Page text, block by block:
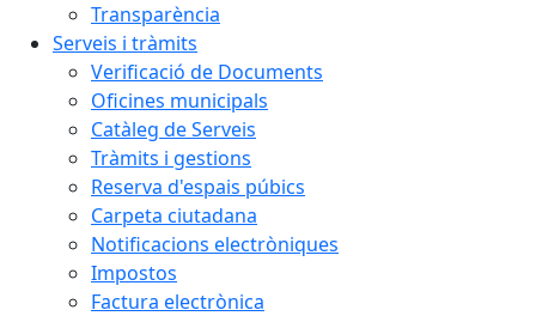
Transparència
Serveis i tràmits
Verificació de Documents
Oficines municipals
Catàleg de Serveis
Tràmits i gestions
Reserva d'espais púbics
Carpeta ciutadana
Notificacions electròniques
Impostos
Factura electrònica